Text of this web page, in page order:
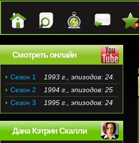
Смотреть онлайн
Сезон 1
1993 г., эпизодов: 24.
Сезон 2
1994 г., эпизодов: 25
Сезон 3
1995 г., эпизодов: 24
Дана Кэтрин Скалли